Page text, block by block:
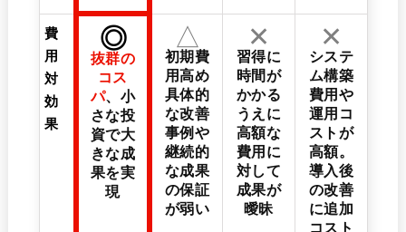
費
用
対
効
果
◎
抜群の
コス
パ、小
さな投
資で大
きな成
果を実
現
△
初期費
用高め
具体的
な改善
事例や
継続的
な成果
の保証
が弱い
✕
習得に
時間が
かかる
うえに
高額な
費用に
対して
成果が
曖昧
✕
システ
ム構築
費用や
運用コ
ストが
高額。
導入後
の改善
に追加
コスト